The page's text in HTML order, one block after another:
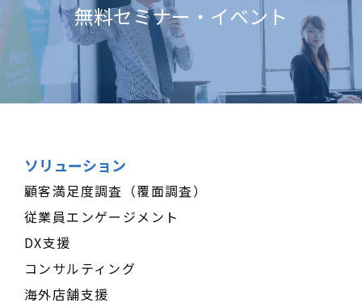
無料セミナー・イベント
ソリューション
顧客満足度調査（覆面調査）
従業員エンゲージメント
DX支援
コンサルティング
海外店舗支援